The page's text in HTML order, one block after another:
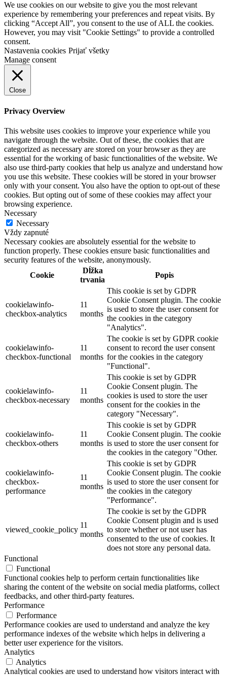
We use cookies on our website to give you the most relevant
experience by remembering your preferences and repeat visits. By
clicking “Accept All”, you consent to the use of ALL the cookies.
However, you may visit "Cookie Settings" to provide a controlled
consent.
Nastavenia cookies Prijať všetky
Manage consent
Close
Privacy Overview
This website uses cookies to improve your experience while you
navigate through the website. Out of these, the cookies that are
categorized as necessary are stored on your browser as they are
essential for the working of basic functionalities of the website. We
also use third-party cookies that help us analyze and understand how
you use this website. These cookies will be stored in your browser
only with your consent. You also have the option to opt-out of these
cookies. But opting out of some of these cookies may affect your
browsing experience.
Necessary
Necessary
Vždy zapnuté
Necessary cookies are absolutely essential for the website to
function properly. These cookies ensure basic functionalities and
security features of the website, anonymously.
Cookie
Dĺžka
trvania
Popis
cookielawinfo-
checkbox-analytics
11
months
This cookie is set by GDPR
Cookie Consent plugin. The cookie
is used to store the user consent for
the cookies in the category
"Analytics".
cookielawinfo-
checkbox-functional
11
months
The cookie is set by GDPR cookie
consent to record the user consent
for the cookies in the category
"Functional".
cookielawinfo-
checkbox-necessary
11
months
This cookie is set by GDPR
Cookie Consent plugin. The
cookies is used to store the user
consent for the cookies in the
category "Necessary".
cookielawinfo-
checkbox-others
11
months
This cookie is set by GDPR
Cookie Consent plugin. The cookie
is used to store the user consent for
the cookies in the category "Other.
cookielawinfo-
checkbox-
performance
11
months
This cookie is set by GDPR
Cookie Consent plugin. The cookie
is used to store the user consent for
the cookies in the category
"Performance".
viewed_cookie_policy
11
months
The cookie is set by the GDPR
Cookie Consent plugin and is used
to store whether or not user has
consented to the use of cookies. It
does not store any personal data.
Functional
Functional
Functional cookies help to perform certain functionalities like
sharing the content of the website on social media platforms, collect
feedbacks, and other third-party features.
Performance
Performance
Performance cookies are used to understand and analyze the key
performance indexes of the website which helps in delivering a
better user experience for the visitors.
Analytics
Analytics
Analytical cookies are used to understand how visitors interact with